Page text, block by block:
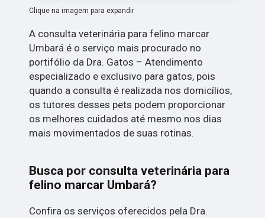
Clique na imagem para expandir
A consulta veterinária para felino marcar
Umbará é o serviço mais procurado no
portifólio da Dra. Gatos – Atendimento
especializado e exclusivo para gatos, pois
quando a consulta é realizada nos domicílios,
os tutores desses pets podem proporcionar
os melhores cuidados até mesmo nos dias
mais movimentados de suas rotinas.
Busca por consulta veterinária para
felino marcar Umbará?
Confira os serviços oferecidos pela Dra.